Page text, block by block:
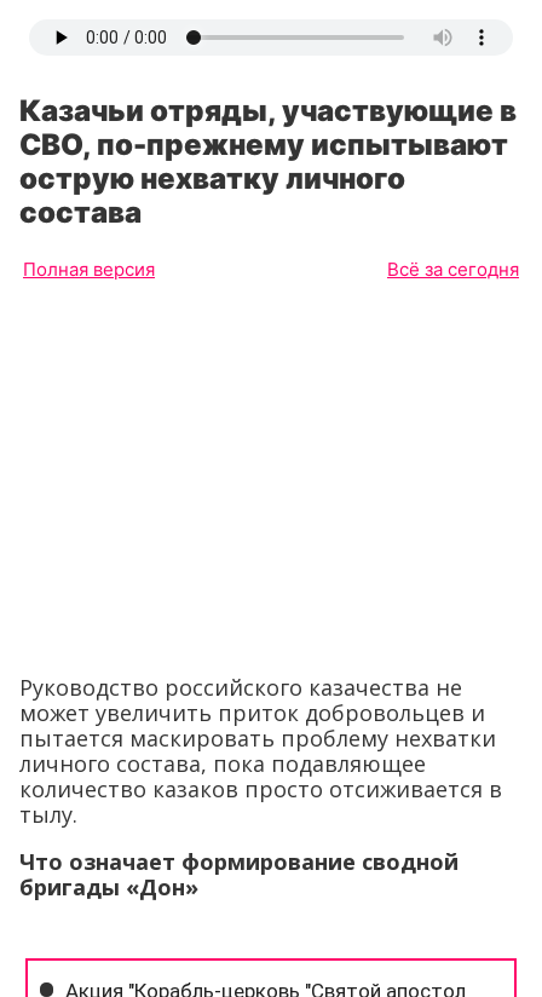
Казачьи отряды, участвующие в
СВО, по-прежнему испытывают
острую нехватку личного
состава
Полная версия Всё за сегодня
Руководство российского казачества не
может увеличить приток добровольцев и
пытается маскировать проблему нехватки
личного состава, пока подавляющее
количество казаков просто отсиживается в
тылу.
Что означает формирование сводной
бригады «Дон»